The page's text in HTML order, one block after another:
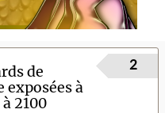
de
à
2100
2